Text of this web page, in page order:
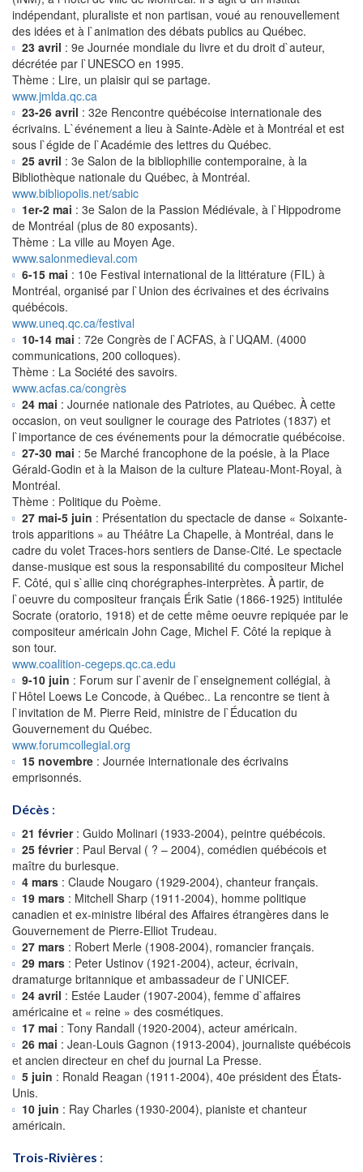
indépendant, pluraliste et non partisan, voué au renouvellement
des idées et à l`animation des débats publics au Québec.
23 avril : 9e Journée mondiale du livre et du droit d`auteur,
décrétée par l`UNESCO en 1995.
Thème : Lire, un plaisir qui se partage.
www.jmlda.qc.ca
23-26 avril : 32e Rencontre québécoise internationale des
écrivains. L`événement a lieu à Sainte-Adèle et à Montréal et est
sous l`égide de l`Académie des lettres du Québec.
25 avril : 3e Salon de la bibliophilie contemporaine, à la
Bibliothèque nationale du Québec, à Montréal.
www.bibliopolis.net/sabic
1er-2 mai : 3e Salon de la Passion Médiévale, à l`Hippodrome
de Montréal (plus de 80 exposants).
Thème : La ville au Moyen Age.
www.salonmedieval.com
6-15 mai : 10e Festival international de la littérature (FIL) à
Montréal, organisé par l`Union des écrivaines et des écrivains
québécois.
www.uneq.qc.ca/festival
10-14 mai : 72e Congrès de l`ACFAS, à l`UQAM. (4000
communications, 200 colloques).
Thème : La Société des savoirs.
www.acfas.ca/congrès
24 mai : Journée nationale des Patriotes, au Québec. À cette
occasion, on veut souligner le courage des Patriotes (1837) et
l`importance de ces événements pour la démocratie québécoise.
27-30 mai : 5e Marché francophone de la poésie, à la Place
Gérald-Godin et à la Maison de la culture Plateau-Mont-Royal, à
Montréal.
Thème : Politique du Poème.
27 mai-5 juin : Présentation du spectacle de danse « Soixante-
trois apparitions » au Théâtre La Chapelle, à Montréal, dans le
cadre du volet Traces-hors sentiers de Danse-Cité. Le spectacle
danse-musique est sous la responsabilité du compositeur Michel
F. Côté, qui s`allie cinq chorégraphes-interprètes. À partir, de
l`oeuvre du compositeur français Érik Satie (1866-1925) intitulée
Socrate (oratorio, 1918) et de cette même oeuvre repiquée par le
compositeur américain John Cage, Michel F. Côté la repique à
son tour.
www.coalition-cegeps.qc.ca.edu
9-10 juin : Forum sur l`avenir de l`enseignement collégial, à
l`Hôtel Loews Le Concode, à Québec.. La rencontre se tient à
l`invitation de M. Pierre Reid, ministre de l`Éducation du
Gouvernement du Québec.
www.forumcollegial.org
15 novembre : Journée internationale des écrivains
emprisonnés.
Décès :
21 février: Guido Molinari (1933-2004), peintre québécois.
25 février: Paul Berval ( ? – 2004), comédien québécois et
maître du burlesque.
4 mars : Claude Nougaro (1929-2004), chanteur français.
19 mars : Mitchell Sharp (1911-2004), homme politique
canadien et ex-ministre libéral des Affaires étrangères dans le
Gouvernement de Pierre-Elliot Trudeau.
27 mars : Robert Merle (1908-2004), romancier français.
29 mars : Peter Ustinov (1921-2004), acteur, écrivain,
dramaturge britannique et ambassadeur de l`UNICEF.
24 avril : Estée Lauder (1907-2004), femme d`affaires
américaine et « reine » des cosmétiques.
17 mai : Tony Randall (1920-2004), acteur américain.
26 mai : Jean-Louis Gagnon (1913-2004), journaliste québécois
et ancien directeur en chef du journal La Presse.
5 juin : Ronald Reagan (1911-2004), 40e président des États-
Unis.
10 juin : Ray Charles (1930-2004), pianiste et chanteur
américain.
Trois-Rivières :